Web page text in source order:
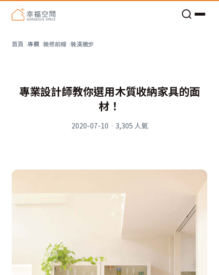
首頁 專欄 裝修前線 裝潢撇步
專業設計師教你選用木質收納家具的面
材！
2020-07-10 · 3,305 人氣